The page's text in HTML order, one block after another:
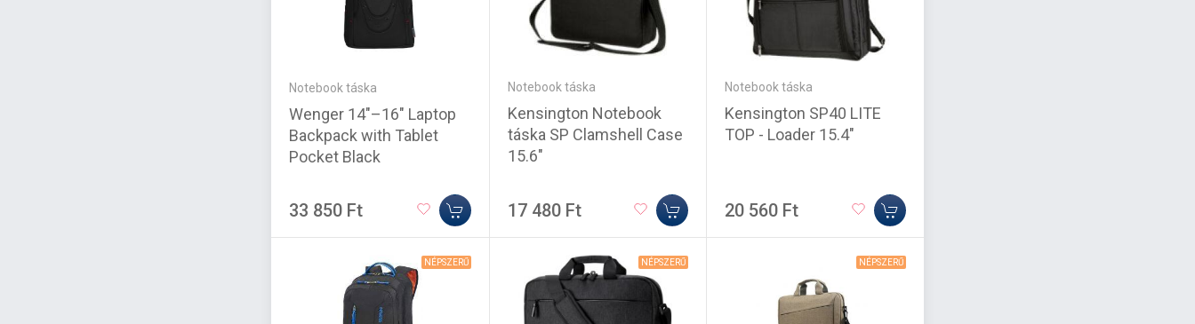
Notebook táska
Wenger 14"–16" Laptop
Backpack with Tablet
Pocket Black
33 850 Ft
Notebook táska
Kensington Notebook
táska SP Clamshell Case
15.6"
17 480 Ft
Notebook táska
Kensington SP40 LITE
TOP - Loader 15.4"
20 560 Ft
NÉPSZERŰ NÉPSZERŰ NÉPSZERŰ